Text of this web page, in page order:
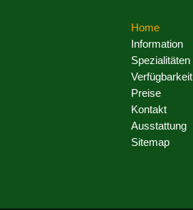
Home
Information
Spezialitäten
Verfügbarkeit
Preise
Kontakt
Ausstattung
Sitemap